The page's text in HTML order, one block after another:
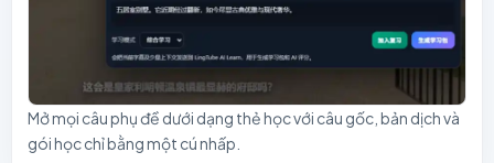
Mở mọi câu phụ đề dưới dạng thẻ học với câu gốc, bản dịch và
gói học chỉ bằng một cú nhấp.